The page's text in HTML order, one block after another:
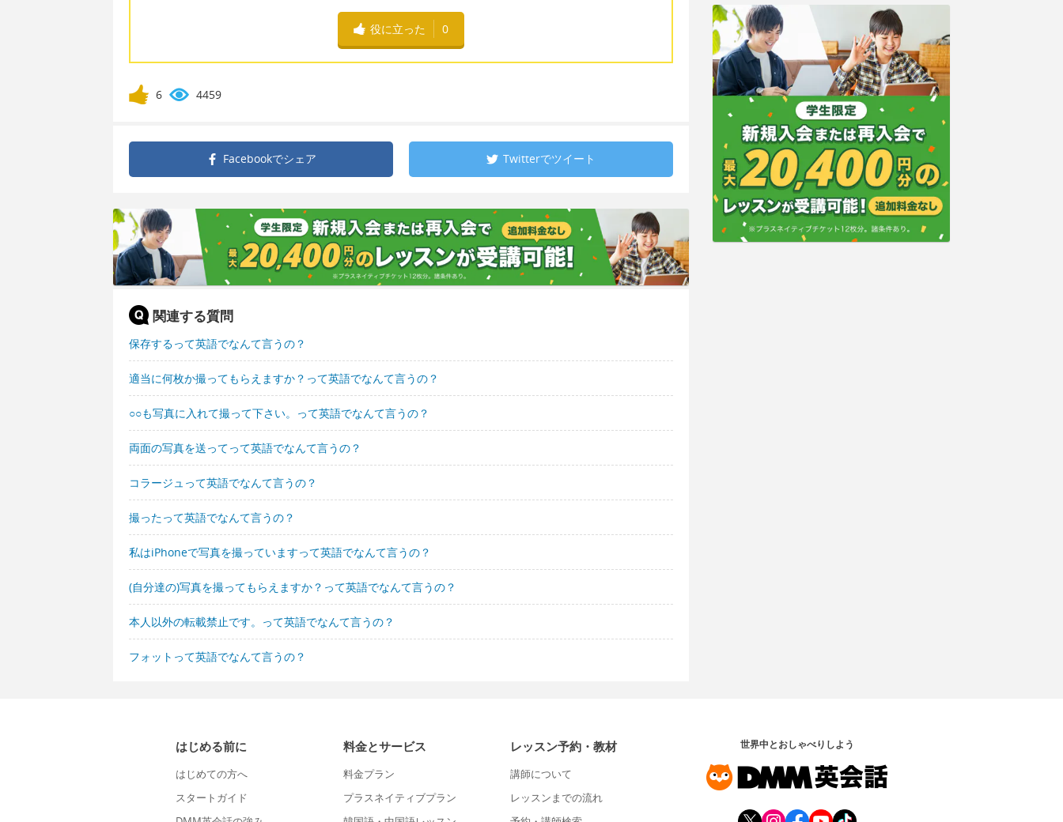
役に立った 0
6 4459
Facebookでシェア Twitterでツイート
関連する質問
保存するって英語でなんて言うの？
適当に何枚か撮ってもらえますか？って英語でなんて言うの？
○○も写真に入れて撮って下さい。って英語でなんて言うの？
両面の写真を送ってって英語でなんて言うの？
コラージュって英語でなんて言うの？
撮ったって英語でなんて言うの？
私はiPhoneで写真を撮っていますって英語でなんて言うの？
(自分達の)写真を撮ってもらえますか？って英語でなんて言うの？
本人以外の転載禁止です。って英語でなんて言うの？
フォットって英語でなんて言うの？
はじめる前に
はじめての方へ
スタートガイド
料金とサービス
料金プラン
プラスネイティブプラン
レッスン予約・教材
講師について
レッスンまでの流れ
世界中とおしゃべりしよう